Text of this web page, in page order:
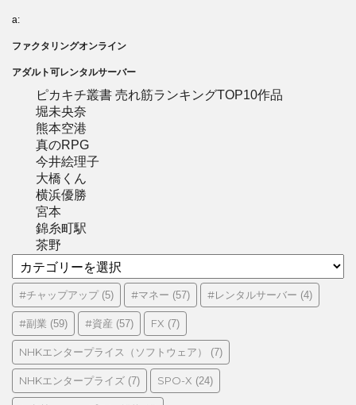
a:
ファクタリングオンライン
アダルト可レンタルサーバー
ピカキチ叢書 売れ筋ランキングTOP10作品
堀未央奈
熊本空港
真のRPG
今井絵理子
大橋くん
横浜優勝
宮本
錦糸町駅
茶野
テ
ゴ
リ
ー
#チャップアップ(5) #マネー (57) #レンタルサーバー (4)
#副業 (59) #資産 (57) FX (7)
NHKエンタープライス（ソフトウェア） (7)
NHKエンタープライズ (7) SPO-X (24)